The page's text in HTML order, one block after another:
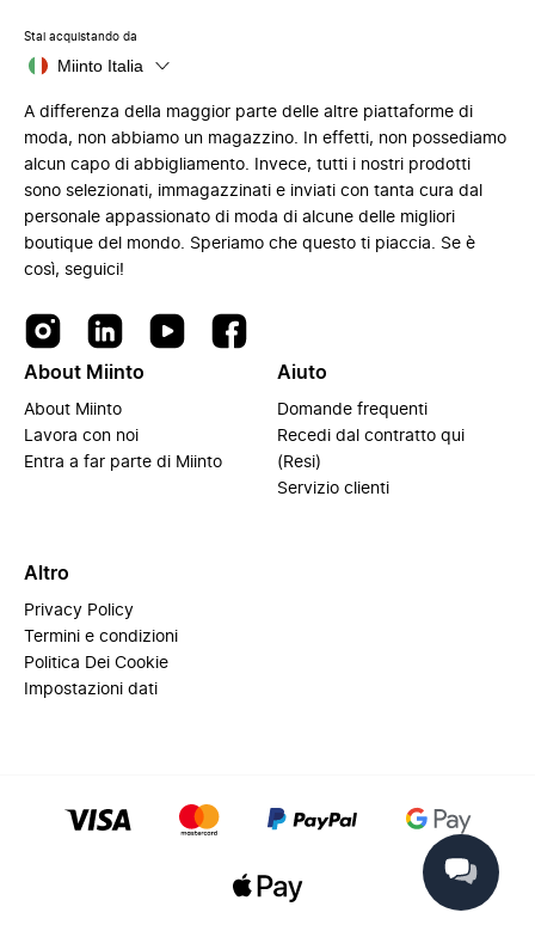
Stai acquistando da
Miinto Italia
A differenza della maggior parte delle altre piattaforme di
moda, non abbiamo un magazzino. In effetti, non possediamo
alcun capo di abbigliamento. Invece, tutti i nostri prodotti
sono selezionati, immagazzinati e inviati con tanta cura dal
personale appassionato di moda di alcune delle migliori
boutique del mondo. Speriamo che questo ti piaccia. Se è
così, seguici!
About Miinto
About Miinto
Lavora con noi
Entra a far parte di Miinto
Aiuto
Domande frequenti
Recedi dal contratto qui
(Resi)
Servizio clienti
Altro
Privacy Policy
Termini e condizioni
Politica Dei Cookie
Impostazioni dati